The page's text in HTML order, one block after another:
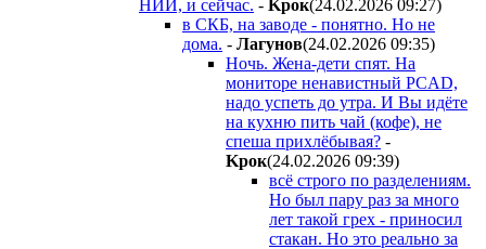
НИИ, и сейчас. - Kpoк(24.02.2026 09:27)
в СКБ, на заводе - понятно. Но не
дома. - Лaгyнoв(24.02.2026 09:35)
Ночь. Жена-дети спят. На
мониторе ненавистный PCAD,
надо успеть до утра. И Вы идёте
на кухню пить чай (кофе), не
спеша прихлёбывая? -
Kpoк(24.02.2026 09:39)
всё строго по разделениям.
Но был пару раз за много
лет такой грех - приносил
стакан. Но это реально за